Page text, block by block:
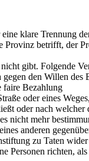
klare Trennung
Provinz betrifft, der
gibt. Folgende
den Willen des
faire Bezahlung
oder eines
oder nach
nicht mehr
anderen
zu Taten
Personen richten,